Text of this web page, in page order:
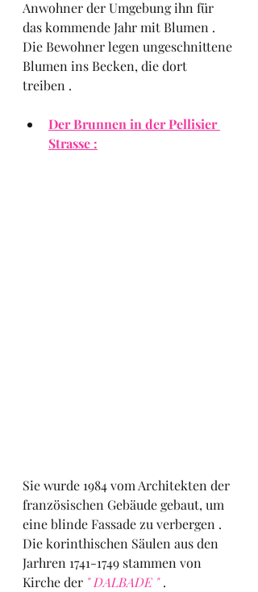
Anwohner der Umgebung ihn für
das kommende Jahr mit Blumen .
Die Bewohner legen ungeschnittene
Blumen ins Becken, die dort
treiben .
Der Brunnen in der Pellisier
Strasse :
Sie wurde 1984 vom Architekten der
französischen Gebäude gebaut, um
eine blinde Fassade zu verbergen .
Die korinthischen Säulen aus den
Jarhren 1741-1749 stammen von
Kirche der " DALBADE " .